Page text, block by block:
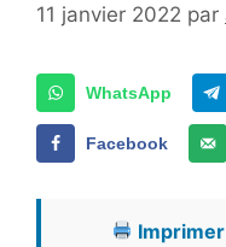
11 janvier 2022 par
WhatsApp
Facebook